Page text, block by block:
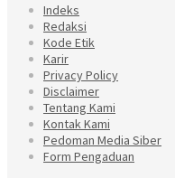
Indeks
Redaksi
Kode Etik
Karir
Privacy Policy
Disclaimer
Tentang Kami
Kontak Kami
Pedoman Media Siber
Form Pengaduan